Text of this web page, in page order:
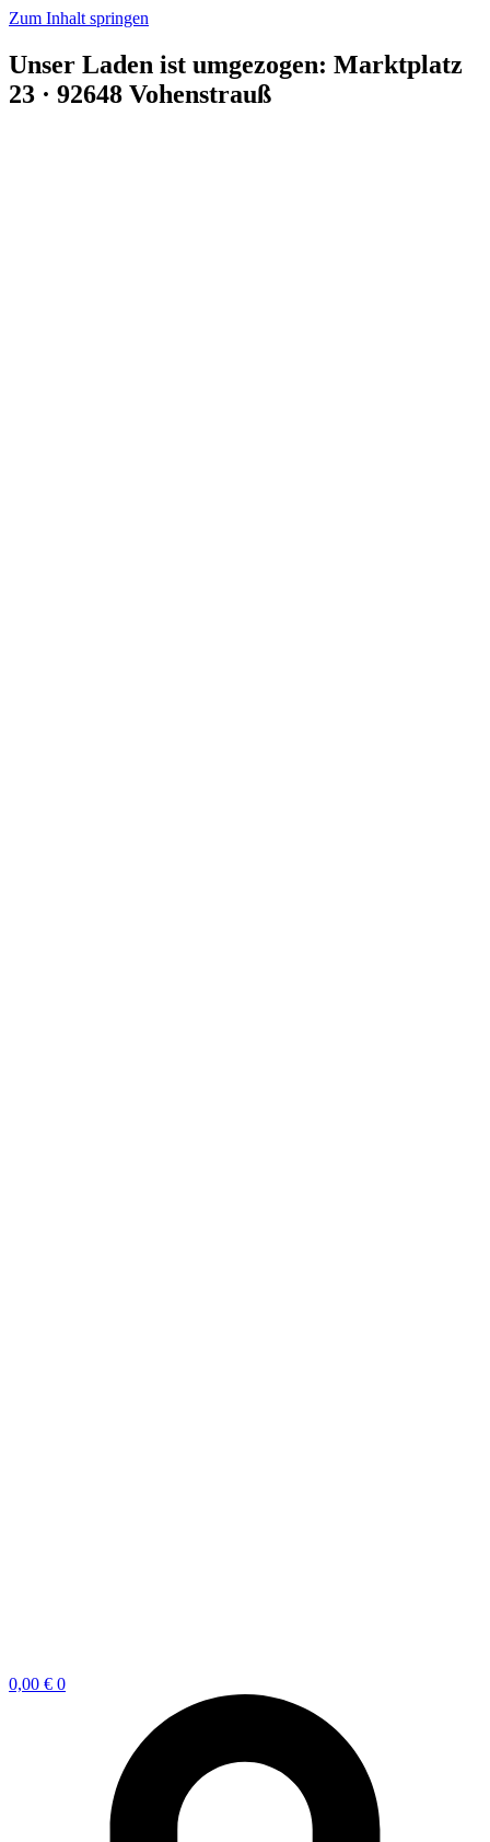
Zum Inhalt springen
Unser Laden ist umgezogen: Marktplatz
23 · 92648 Vohenstrauß
0,00 € 0